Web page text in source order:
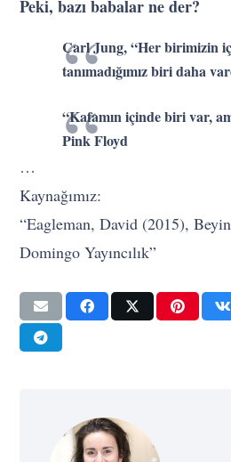
Peki, bazı babalar ne der?
Carl Jung, “Her birimizin
tanımadığımız biri daha
“Kafamın içinde biri var,
Pink Floyd
…
Kaynağımız:
“Eagleman, David (2015),
Domingo Yayıncılık”